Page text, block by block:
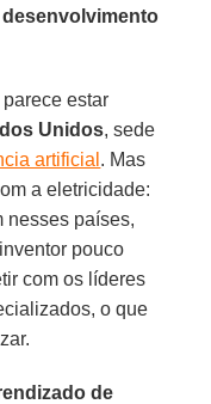
estar
Unidos, sede
artificial . Mas
a eletricidade:
nesses países,
pouco
com os líderes
o que
de